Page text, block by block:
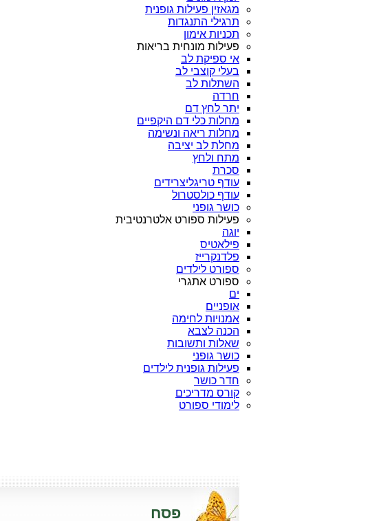
מגאזין פעילות גופנית
תרגילי התנגדות
תכניות אימון
פעילות מונחית בריאות
אי ספיקת לב
בעלי קוצבי לב
השתלות לב
חרדה
יתר לחץ דם
מחלות כלי דם היקפיים
מחלות ריאה ונשימה
מחלת לב יציבה
מתח ולחץ
סכרת
עודף טריגליצרידים
עודף כולסטרול
כושר גופני
פעילות ספורט אלטרנטיבית
יוגה
פילאטיס
פלדנקרייז
ספורט לילדים
ספורט אתגרי
ים
אופניים
אמנויות לחימה
הכנה לצבא
שאלות ותשובות
כושר גופני
פעילות גופנית לילדים
חדר כושר
קורס מדריכים
לימודי ספורט
פסח